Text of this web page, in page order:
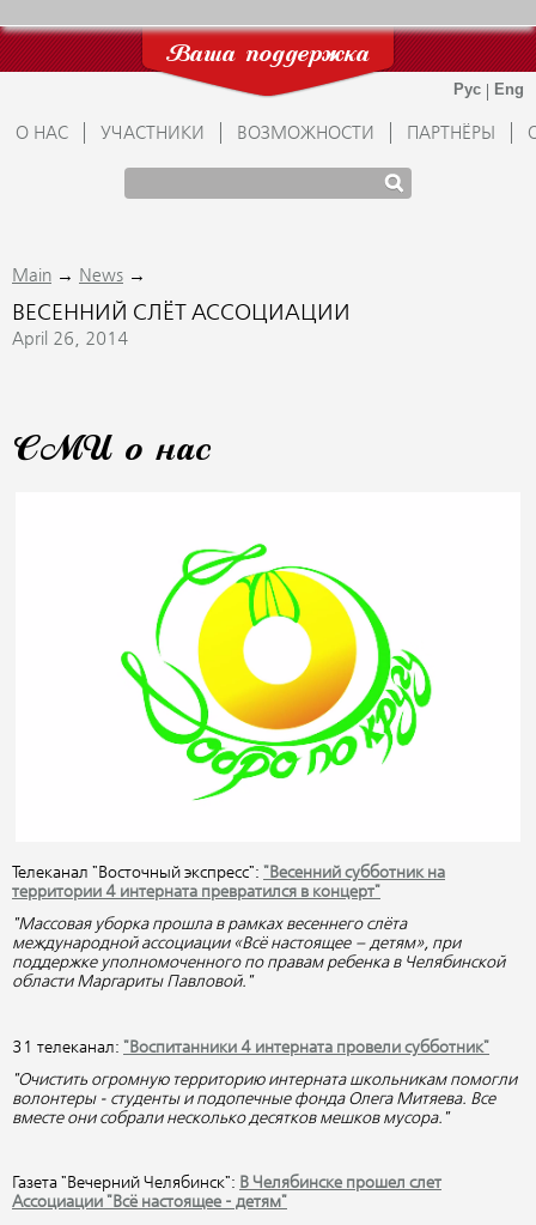
Ваша поддержка
О НАС УЧАСТНИКИ ВОЗМОЖНОСТИ ПАРТНЁРЫ
Main → News →
ВЕСЕННИЙ СЛЁТ АССОЦИАЦИИ
April 26, 2014
СМИ о нас
Телеканал "Восточный экспресс": "Весенний субботник на
территории 4 интерната превратился в концерт"
"Массовая уборка прошла в рамках весеннего слёта
международной ассоциации «Всё настоящее – детям», при
поддержке уполномоченного по правам ребенка в Челябинской
области Маргариты Павловой."
31 телеканал: "Воспитанники 4 интерната провели субботник"
"Очистить огромную территорию интерната школьникам помогли
волонтеры - студенты и подопечные фонда Олега Митяева. Все
вместе они собрали несколько десятков мешков мусора."
Газета "Вечерний Челябинск": В Челябинске прошел слет
Ассоциации "Всё настоящее - детям"